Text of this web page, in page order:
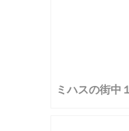
ミハスの街中